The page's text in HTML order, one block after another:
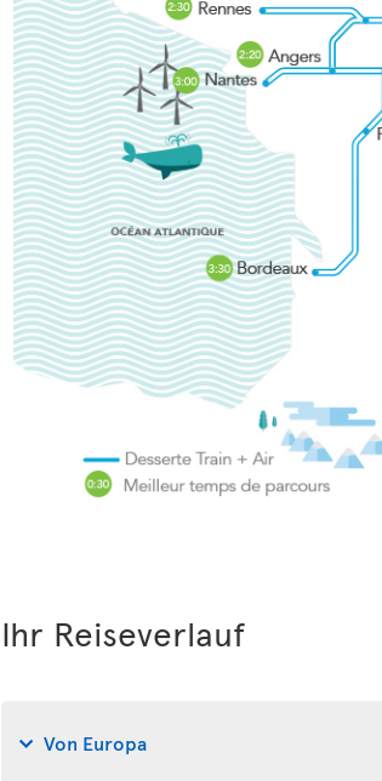
Ihr Reiseverlauf
Von Europa